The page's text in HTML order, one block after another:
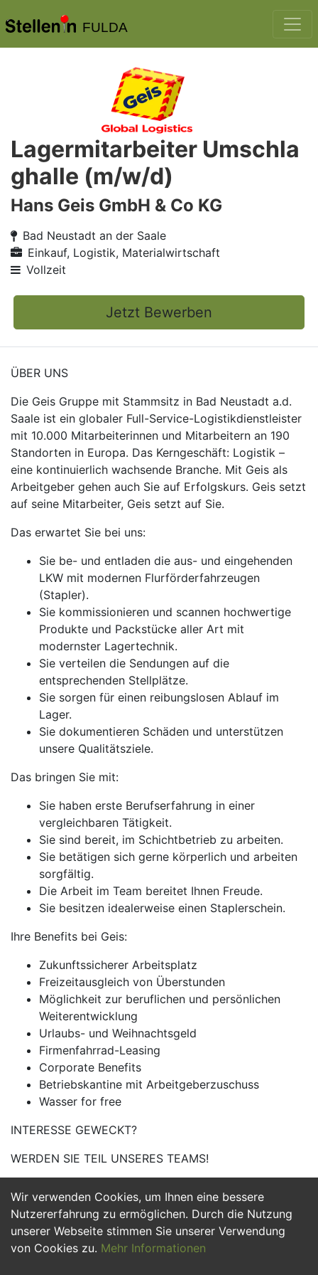
FULDA
Wir verwenden Cookies, um Ihnen eine bessere
Nutzererfahrung zu ermöglichen. Durch die Nutzung
unserer Webseite stimmen Sie unserer Verwendung
von Cookies zu. Mehr Informationen
Lagermitarbeiter Umschla
ghalle (m/w/d)
Hans Geis GmbH & Co KG
Bad Neustadt an der Saale
Einkauf, Logistik, Materialwirtschaft
Vollzeit
Jetzt Bewerben
ÜBER UNS
Die Geis Gruppe mit Stammsitz in Bad Neustadt a.d.
Saale ist ein globaler Full-Service-Logistikdienstleister
mit 10.000 Mitarbeiterinnen und Mitarbeitern an 190
Standorten in Europa. Das Kerngeschäft: Logistik –
eine kontinuierlich wachsende Branche. Mit Geis als
Arbeitgeber gehen auch Sie auf Erfolgskurs. Geis setzt
auf seine Mitarbeiter, Geis setzt auf Sie.
Das erwartet Sie bei uns:
Sie be- und entladen die aus- und eingehenden
LKW mit modernen Flurförderfahrzeugen
(Stapler).
Sie kommissionieren und scannen hochwertige
Produkte und Packstücke aller Art mit
modernster Lagertechnik.
Sie verteilen die Sendungen auf die
entsprechenden Stellplätze.
Sie sorgen für einen reibungslosen Ablauf im
Lager.
Sie dokumentieren Schäden und unterstützen
unsere Qualitätsziele.
Das bringen Sie mit:
Sie haben erste Berufserfahrung in einer
vergleichbaren Tätigkeit.
Sie sind bereit, im Schichtbetrieb zu arbeiten.
Sie betätigen sich gerne körperlich und arbeiten
sorgfältig.
Die Arbeit im Team bereitet Ihnen Freude.
Sie besitzen idealerweise einen Staplerschein.
Ihre Benefits bei Geis:
Zukunftssicherer Arbeitsplatz
Freizeitausgleich von Überstunden
Möglichkeit zur beruflichen und persönlichen
Weiterentwicklung
Urlaubs- und Weihnachtsgeld
Firmenfahrrad-Leasing
Corporate Benefits
Betriebskantine mit Arbeitgeberzuschuss
Wasser for free
INTERESSE GEWECKT?
WERDEN SIE TEIL UNSERES TEAMS!
Jetzt Bewerben